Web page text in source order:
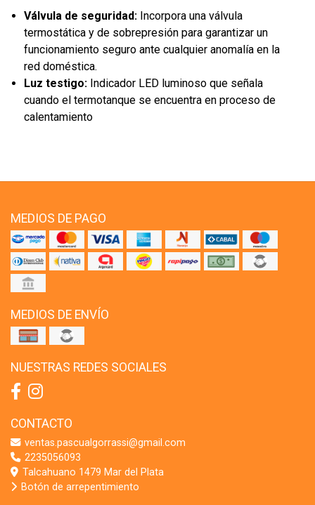
Válvula de seguridad:Incorpora una válvula
termostática y de sobrepresión para garantizar un
funcionamiento seguro ante cualquier anomalía en la
red doméstica.
Luz testigo:Indicador LED luminoso que señala
cuando el termotanque se encuentra en proceso de
calentamiento
MEDIOS DE PAGO
MEDIOS DE ENVÍO
NUESTRAS REDES SOCIALES
CONTACTO
ventas.pascualgorrassi@gmail.com
2235056093
Talcahuano 1479 Mar del Plata
Botón de arrepentimiento